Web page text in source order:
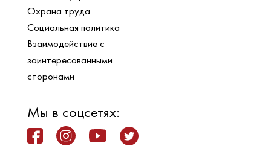
Охрана труда
Социальная политика
Взаимодействие с
заинтересованными
сторонами
Мы в соцсетях: